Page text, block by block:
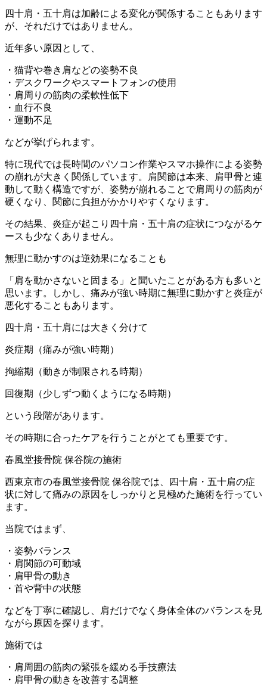
四十肩・五十肩は加齢による変化が関係することもあります
が、それだけではありません。
近年多い原因として、
・猫背や巻き肩などの姿勢不良
・デスクワークやスマートフォンの使用
・肩周りの筋肉の柔軟性低下
・血行不良
・運動不足
などが挙げられます。
特に現代では長時間のパソコン作業やスマホ操作による姿勢
の崩れが大きく関係しています。肩関節は本来、肩甲骨と連
動して動く構造ですが、姿勢が崩れることで肩周りの筋肉が
硬くなり、関節に負担がかかりやすくなります。
その結果、炎症が起こり四十肩・五十肩の症状につながるケ
ースも少なくありません。
無理に動かすのは逆効果になることも
「肩を動かさないと固まる」と聞いたことがある方も多いと
思います。しかし、痛みが強い時期に無理に動かすと炎症が
悪化することもあります。
四十肩・五十肩には大きく分けて
炎症期（痛みが強い時期）
拘縮期（動きが制限される時期）
回復期（少しずつ動くようになる時期）
という段階があります。
その時期に合ったケアを行うことがとても重要です。
春風堂接骨院 保谷院の施術
西東京市の春風堂接骨院 保谷院では、四十肩・五十肩の症
状に対して痛みの原因をしっかりと見極めた施術を行ってい
ます。
当院ではまず、
・姿勢バランス
・肩関節の可動域
・肩甲骨の動き
・首や背中の状態
などを丁寧に確認し、肩だけでなく身体全体のバランスを見
ながら原因を探ります。
施術では
・肩周囲の筋肉の緊張を緩める手技療法
・肩甲骨の動きを改善する調整